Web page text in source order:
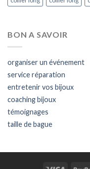
BON A SAVOIR
organiser un événement
service réparation
entretenir vos bijoux
coaching bijoux
témoignages
taille de bague